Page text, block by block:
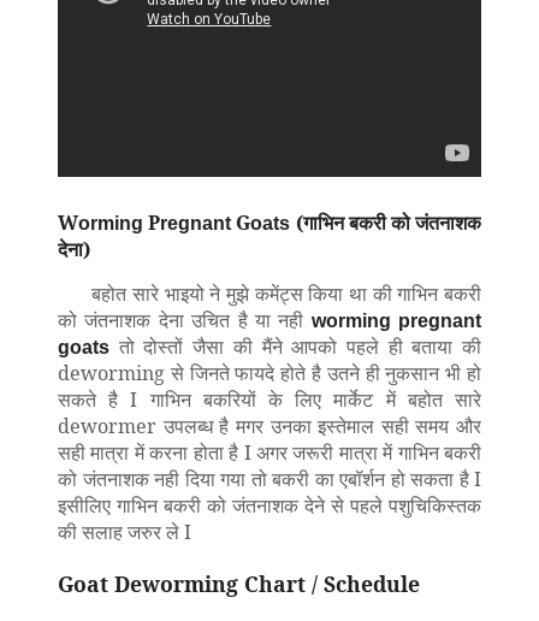
WormingPregnant Goats (गाभिन बकरी को जंतनाशक
देना)
बहोत सारे भाइयो ने मुझे कमेंट्स किया था की गाभिन बकरी
को जंतनाशक देना उचित है या नही worming pregnant
goats तो दोस्तों जैसा की मैंने आपको पहले ही बताया की
deworming से जिनते फायदे होते है उतने ही नुकसान भी हो
सकते है I गाभिन बकरियों के लिए मार्केट में बहोत सारे
dewormer उपलब्ध है मगर उनका इस्तेमाल सही समय और
सही मात्रा में करना होता है I अगर जरूरी मात्रा में गाभिन बकरी
को जंतनाशक नही दिया गया तो बकरी का एबॉर्शन हो सकता है I
इसीलिए गाभिन बकरी को जंतनाशक देने से पहले पशुचिकिस्तक
की सलाह जरुर ले I
Goat Deworming Chart / Schedule